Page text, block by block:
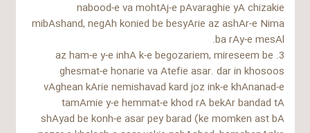
nabood-e va mohtAj-e pAvaraghie yA chizakie
mibAshand, negAh konied be besyArie az ashAr-e Nima
ba rAy-e mesAl.
3. az ham-e y-e inhA k-e begozariem, mireseem be
ghesmat-e honarie va Atefie asar. dar in khosoos
vAghean kArie nemishavad kard joz ink-e khAnanad-e
tamAmie y-e hemmat-e khod rA bekAr bandad tA
shAyad be konh-e asar pey barad (ke momken ast bA